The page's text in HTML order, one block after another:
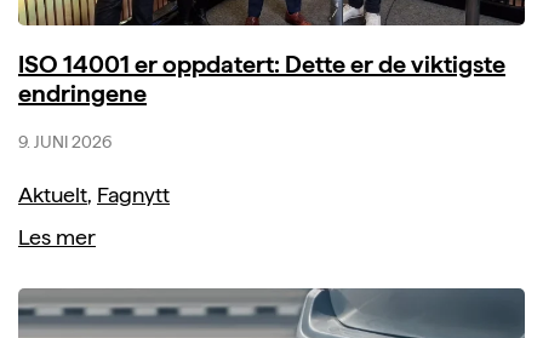
ISO 14001 er oppdatert: Dette er de viktigste
endringene
9. JUNI 2026
Aktuelt, Fagnytt
Les mer